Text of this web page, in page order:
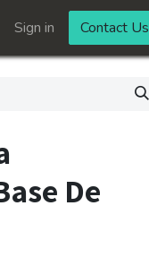
Sign in Contact Us
De